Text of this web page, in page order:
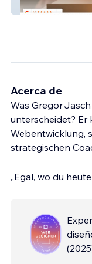
CHIVA Thai
Acerca de
Was Gregor
unterscheidet? Er
Webentwicklung,
strategischen
„Egal, wo du
(2025